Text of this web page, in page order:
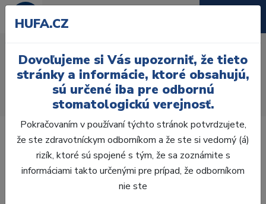
D39, D3
Zuby
AcryRock
AcryRock 1x28 S42-I42-D39, D3
HUFA.CZ
Dovoľujeme si Vás upozorniť, že tieto
stránky a informácie, ktoré obsahujú,
sú určené iba pre odbornú
stomatologickú verejnosť.
Pokračovaním v používaní týchto stránok potvrdzujete,
že ste zdravotníckym odborníkom a že ste si vedomý (á)
rizík, ktoré sú spojené s tým, že sa zoznámite s
informáciami takto určenými pre prípad, že odborníkom
nie ste